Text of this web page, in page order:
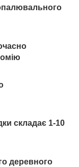
складає 1-10
деревного